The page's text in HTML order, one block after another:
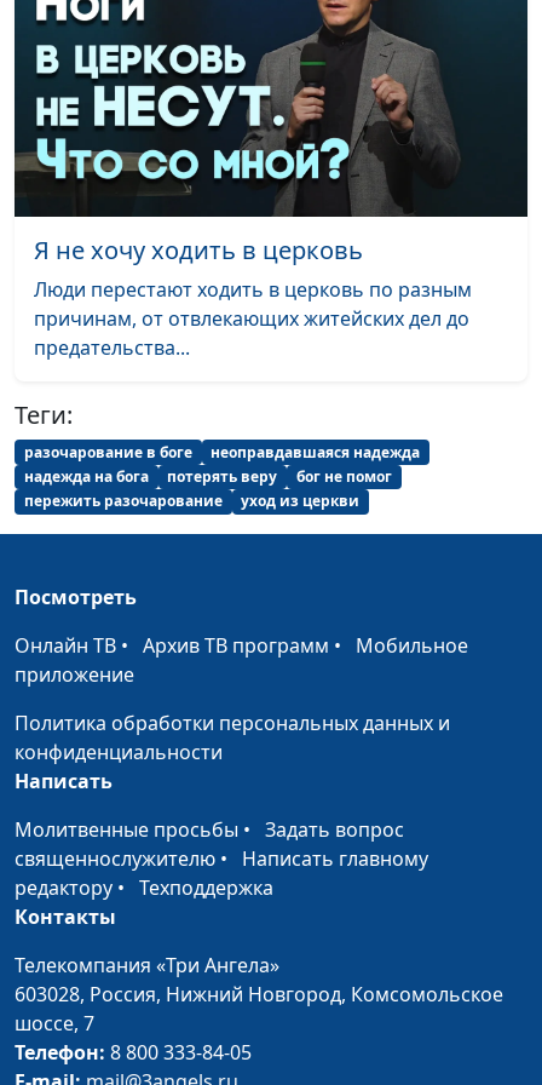
Волонтерство: работа,
за которую не платят
Андрей Юнак, Игорь
Кириченко,
священнослужитель
Зачем я верю, во что я
верю? (вторая часть)
Андрей Юнак, Игорь
Кириченко,
священнослужитель
Зачем я верю, во что я
верю? (первая часть)
Кириченко,
священнослужитель
Гармония в семье
Воспитание и
образование Иосифа
Андрей Юнак, Игорь
Кириченко,
священнослужитель
верен?
Религия - беда
священнослужитель
Библия только для
священнослужитель
Как выбрать церковь и
не попасть в ад?
Верить или доверять
Богу?
Андрей Юнак,
#576
Я не хочу ходить в церковь
Люди перестают ходить в церковь по разным
причинам, от отвлекающих житейских дел до
предательства...
Теги:
разочарование в боге
неоправдавшаяся надежда
надежда на бога
потерять веру
бог не помог
пережить разочарование
уход из церкви
Посмотреть
Онлайн ТВ • Архив ТВ программ • Мобильное
приложение
Политика обработки персональных данных и
конфиденциальности
Написать
Молитвенные просьбы • Задать вопрос
священнослужителю • Написать главному
редактору • Техподдержка
Контакты
Телекомпания «Три Ангела»
603028, Россия, Нижний Новгород, Комсомольское
шоссе, 7
Телефон: 8 800 333-84-05